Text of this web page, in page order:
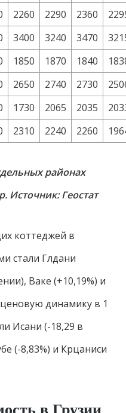
2260 2290 2360
3400 3240 3470
1850 1870 1840
2650 2740 2730
1730 2065 2035
2310 2240 2260
районах
Источник: Геостат
коттеджей в
стали Глдани
Ваке (+10,19%) и
динамику в 1
Исани (-18,29 в
(-8,83%) и Крцаниси
в Грузии